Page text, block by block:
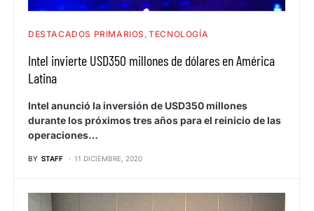
DESTACADOS PRIMARIOS TECNOLOGÍA
Intel invierte USD350 millones de dólares en América
Latina
Intel anunció la inversión de USD350 millones
durante los próximos tres años para el reinicio de las
operaciones…
BY STAFF 11 DICIEMBRE, 2020